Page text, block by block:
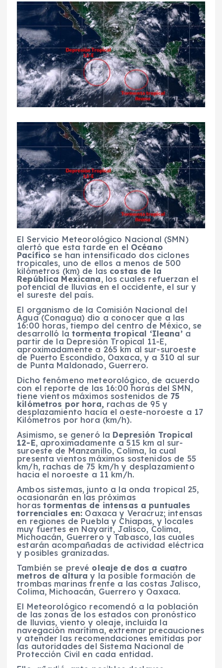
El Servicio Meteorológico Nacional (SMN)
alertó que esta tarde en el Océano
Pacífico se han intensificado dos ciclones
tropicales, uno de ellos a menos de 500
kilómetros (km) de las costas de la
República Mexicana, los cuales refuerzan el
potencial de lluvias en el occidente, el sur y
el sureste del país.
El organismo de la Comisión Nacional del
Agua (Conagua) dio a conocer que a las
16:00 horas, tiempo del centro de México, se
desarrolló latormenta tropical ‘Ileana’ a
partir de la Depresión Tropical 11-E,
aproximadamente a 265 km al sur-suroeste
de Puerto Escondido, Oaxaca, y a 310 al sur
de Punta Maldonado, Guerrero.
Dicho fenómeno meteorológico, de acuerdo
con el reporte de las 16:00 horas del SMN,
tiene vientos máximos sostenidos de 75
kilómetros por hora, rachas de 95 y
desplazamiento hacia el oeste-noroeste a 17
Kilómetros por hora (km/h).
Asimismo, se generó la Depresión Tropical
12-E, aproximadamente a 515 km al sur-
suroeste de Manzanillo, Colima, la cual
presenta vientos máximos sostenidos de 55
km/h, rachas de 75 km/h y desplazamiento
hacia el noroeste a 11 km/h.
Ambos sistemas, junto a la onda tropical 25,
ocasionarán en las próximas
horas tormentas de intensas a puntuales
torrenciales en: Oaxaca y Veracruz; intensas
en regiones de Puebla y Chiapas, y locales
muy fuertes en Nayarit, Jalisco, Colima,
Michoacán, Guerrero y Tabasco, las cuales
estarán acompañadas de actividad eléctrica
y posibles granizadas.
También se prevé oleaje de dos a cuatro
metros de alturay la posible formación de
trombas marinas frente a las costas Jalisco,
Colima, Michoacán, Guerrero y Oaxaca.
El Meteorológico recomendó a la población
de las zonas de los estados con pronóstico
de lluvias, viento y oleaje, incluida la
navegación marítima, extremar precauciones
y atender las recomendaciones emitidas por
las autoridades del Sistema Nacional de
Protección Civil en cada entidad.